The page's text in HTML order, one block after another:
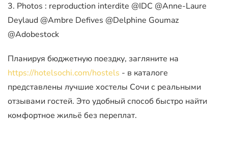
3. Photos : reproduction interdite @IDC @Anne-Laure
Deylaud @Ambre Defives @Delphine Goumaz
@Adobestock
Планируя бюджетную поездку, загляните на
https://hotelsochi.com/hostels - в каталоге
представлены лучшие хостелы Сочи с реальными
отзывами гостей. Это удобный способ быстро найти
комфортное жильё без переплат.